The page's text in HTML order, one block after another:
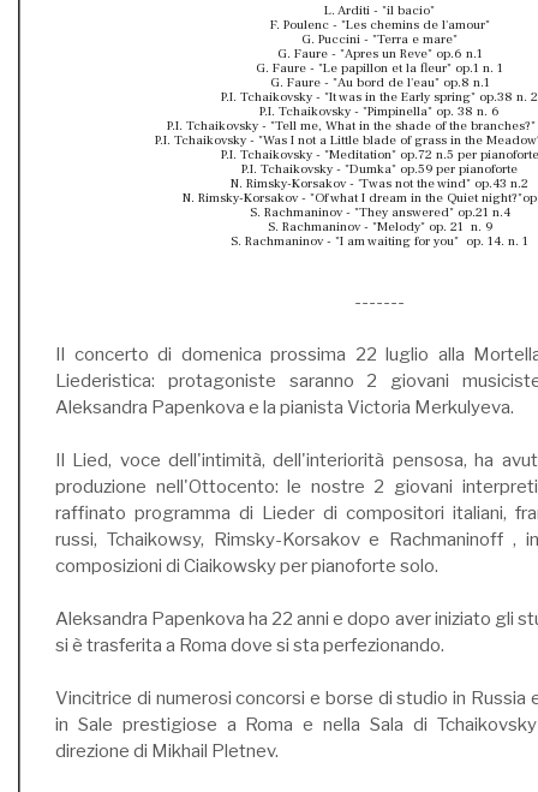
L. Arditi - "il bacio"
F. Poulenc - "Les chemins de l'amour"
G. Puccini - "Terra e mare"
G. Faure - "Apres un Reve" op.6 n.1
G. Faure - "Le papillon et la fleur" op.1 n. 1
G. Faure - "Au bord de l'eau" op.8 n.1
P.I. Tchaikovsky - "It was in the Early spring" op.38 n. 2
P.I. Tchaikovsky - "Pimpinella" op. 38 n. 6
P.I. Tchaikovsky - "Tell me, What in the shade of the
P.I. Tchaikovsky - "Was I not a Little blade of grass in the
P.I. Tchaikovsky - "Meditation" op.72 n.5 per pianoforte
P.I. Tchaikovsky - "Dumka" op.59 per pianoforte
N. Rimsky-Korsakov - 'Twas not the wind" op.43 n.2
N. Rimsky-Korsakov - "Of what I dream in the Quiet
S. Rachmaninov - "They answered" op.21 n.4
S. Rachmaninov - "Melody" op. 21 n. 9
S. Rachmaninov - "I am waiting for you" op. 14. n. 1
-------
Il concerto di domenica prossima 22 luglio alla
Liederistica: protagoniste saranno 2 giovani
Aleksandra Papenkova e la pianista Victoria Merkulyeva.
Il Lied, voce dell'intimità, dell'interiorità pensosa, ha
produzione nell'Ottocento: le nostre 2 giovani
raffinato programma di Lieder di compositori italiani,
russi, Tchaikowsy, Rimsky-Korsakov e Rachmaninoff ,
composizioni di Ciaikowsky per pianoforte solo.
Aleksandra Papenkova ha 22 anni e dopo aver iniziato gli
si è trasferita a Roma dove si sta perfezionando.
Vincitrice di numerosi concorsi e borse di studio in Russia
in Sale prestigiose a Roma e nella Sala di
direzione di Mikhail Pletnev.